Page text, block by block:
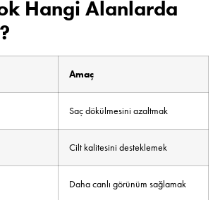
Hangi Alanlarda
Amaç
Saç dökülmesini azaltmak
Cilt kalitesini desteklemek
Daha canlı görünüm sağlamak